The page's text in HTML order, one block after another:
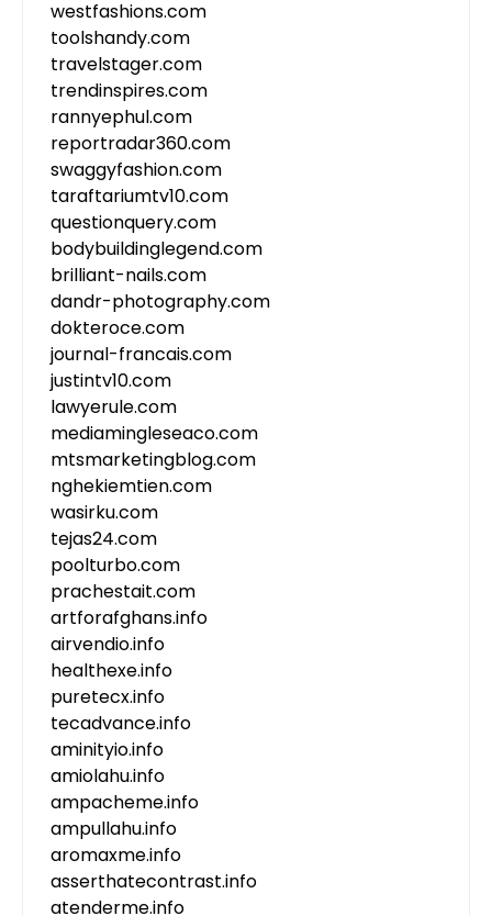
westfashions.com
toolshandy.com
travelstager.com
trendinspires.com
rannyephul.com
reportradar360.com
swaggyfashion.com
taraftariumtv10.com
questionquery.com
bodybuildinglegend.com
brilliant-nails.com
dandr-photography.com
dokteroce.com
journal-francais.com
justintv10.com
lawyerule.com
mediamingleseaco.com
mtsmarketingblog.com
nghekiemtien.com
wasirku.com
tejas24.com
poolturbo.com
prachestait.com
artforafghans.info
airvendio.info
healthexe.info
puretecx.info
tecadvance.info
aminityio.info
amiolahu.info
ampacheme.info
ampullahu.info
aromaxme.info
asserthatecontrast.info
atenderme.info